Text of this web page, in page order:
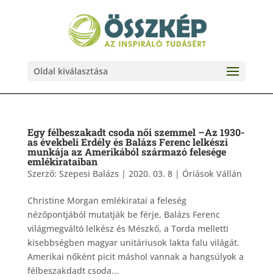
Oldal kiválasztása
Egy félbeszakadt csoda női szemmel –Az 1930-
as évekbeli Erdély és Balázs Ferenc lelkészi
munkája az Amerikából származó felesége
emlékirataiban
Szerző: Szepesi Balázs | 2020. 03. 8| Óriások Vállán
Christine Morgan emlékiratai a feleség
nézőpontjából mutatják be férje, Balázs Ferenc
világmegváltó lelkész és Mészkő, a Torda melletti
kisebbségben magyar unitáriusok lakta falu világát.
Amerikai nőként picit máshol vannak a hangsúlyok a
félbeszakdadt csoda...